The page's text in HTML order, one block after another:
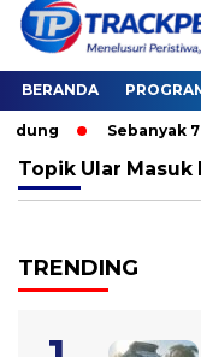
BERANDA
Sebanyak 70
Topik Ular Masuk
TRENDING